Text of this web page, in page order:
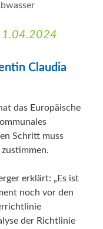
Claudia
das Europäische
Schritt muss
erklärt: „Es ist
noch vor den
der Richtlinie